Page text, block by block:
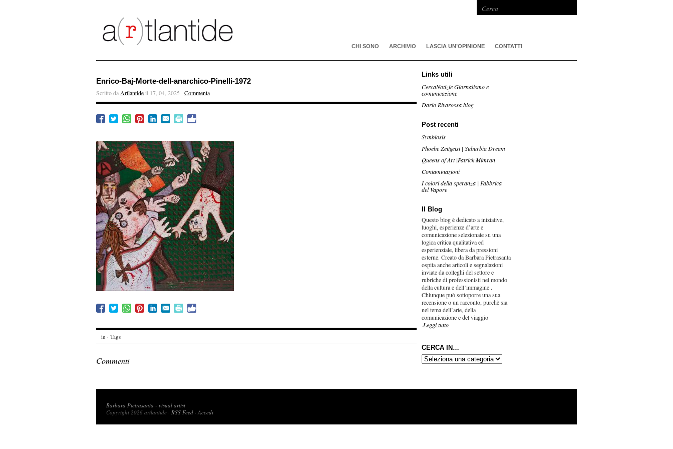
CHI SONO ARCHIVIO LASCIA UN’OPINIONE CONTATTI
Enrico-Baj-Morte-dell-anarchico-Pinelli-1972
Scritto da Artlantideil 17, 04, 2025 · Commenta
in · Tags
Commenti
Links utili
CercaNotizie Giornalismo e
comunicazione
Dario Rivarossa blog
Post recenti
Symbiosis
Phoebe Zeitgeist | Suburbia Dream
Queens of Art |Patrick Mimran
Contaminazioni
I colori della speranza | Fabbrica
del Vapore
Il Blog
Questo blog è dedicato a iniziative,
luoghi, esperienze d’arte e
comunicazione selezionate su una
logica critica qualitativa ed
esperienziale, libera da pressioni
esterne. Creato da Barbara Pietrasanta
ospita anche articoli e segnalazioni
inviate da colleghi del settore e
rubriche di professionisti nel mondo
della cultura e dell’immagine .
Chiunque può sottoporre una sua
recensione o un racconto, purchè sia
nel tema dell’arte, della
comunicazione e del viaggio
.Leggi tutto
CERCA IN…
CERCA
IN…
Barbara Pietrasanta - visual artist
Copyright 2026 artlantide · RSS Feed ·Accedi